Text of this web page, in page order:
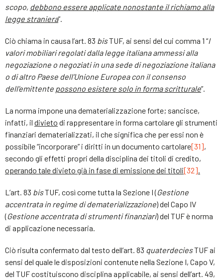
scopo, debbono essere applicate nonostante il richiamo alla
legge straniera”.
Ciò chiama in causa l’art. 83 bisTUF, ai sensi del cui comma 1 “I
valori mobiliari regolati dalla legge italiana ammessi alla
negoziazione o negoziati in una sede di negoziazione italiana
o di altro Paese dell’Unione Europea con il consenso
dell’emittente possono esistere solo in forma scritturale”.
La norma impone una dematerializzazione forte; sancisce,
infatti, il divieto di rappresentare in forma cartolare gli strumenti
finanziari dematerializzati, il che significa che per essi non è
possibile “incorporare” i diritti in un documento cartolare[31],
secondo gli effetti propri della disciplina dei titoli di credito,
operando tale divieto già in fase di emissione dei titoli[32]
L’art. 83 bisTUF, così come tutta la Sezione I (Gestione
accentrata in regime di dematerializzazione) del Capo IV
(Gestione accentrata di strumenti finanziari) del TUF è norma
di applicazione necessaria.
Ciò risulta confermato dal testo dell’art. 83 quaterdeciesTUF ai
sensi del quale le disposizioni contenute nella Sezione I, Capo V,
del TUF costituiscono disciplina applicabile, ai sensi dell’art. 49,